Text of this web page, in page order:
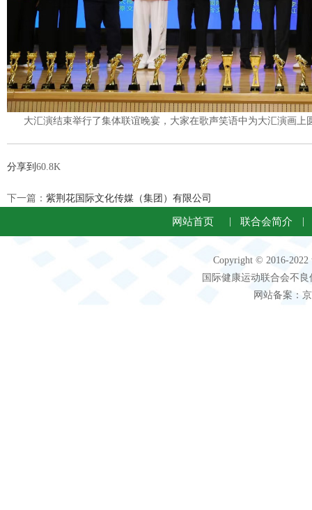
大汇演结束举行了集体联谊晚宴，大家在歌声笑语中为大汇演画上
分享到 60.8K
下一篇： 紫荆花国际文化传媒（集团）有限公司
网站首页 联合会简介
Copyright © 2016-
国际健康运动联合会不
网站备案：